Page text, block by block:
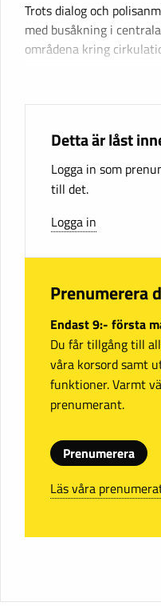
Trots dialog och
med busåkning i
områdena kring
Detta är låst
Logga in som
till det.
Logga in
Prenumerera
Endast 9:- första
Du får tillgång till
våra korsord samt
funktioner. Varmt
prenumerant.
Prenumerera
Läs våra